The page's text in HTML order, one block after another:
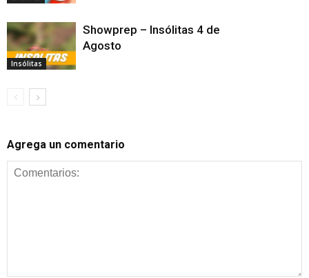
Insólitas
Showprep – Insólitas 4 de
Agosto
Agrega un comentario